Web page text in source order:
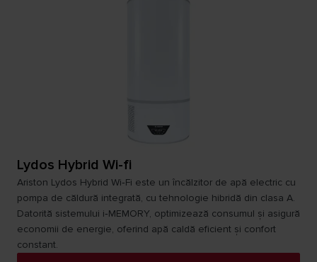
Lydos Hybrid Wi-fi
Ariston Lydos Hybrid Wi‑Fi este un încălzitor de apă electric cu
pompa de căldură integrată, cu tehnologie hibridă din clasa A.
Datorită sistemului i‑MEMORY, optimizează consumul și asigură
economii de energie, oferind apă caldă eficient și confort
constant.​